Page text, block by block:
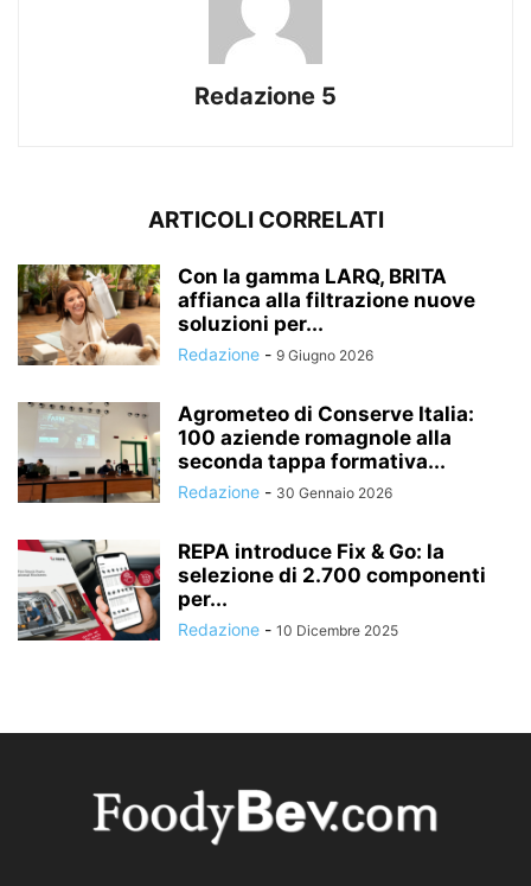
Redazione 5
ARTICOLI CORRELATI
Con la gamma LARQ, BRITA
affianca alla filtrazione nuove
soluzioni per...
Redazione - 9 Giugno 2026
Agrometeo di Conserve Italia:
100 aziende romagnole alla
seconda tappa formativa...
Redazione - 30 Gennaio 2026
REPA introduce Fix & Go: la
selezione di 2.700 componenti
per...
Redazione - 10 Dicembre 2025